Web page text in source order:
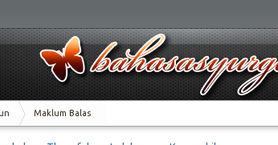
Maklum Balas